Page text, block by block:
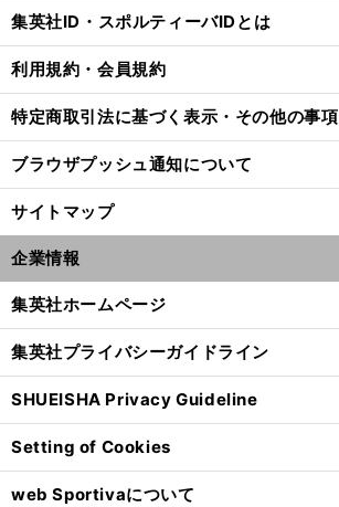
集英社ID・スポルティーバIDとは
利用規約・会員規約
特定商取引法に基づく表示・その他の事項
ブラウザプッシュ通知について
サイトマップ
企業情報
集英社ホームページ
集英社プライバシーガイドライン
SHUEISHA Privacy Guideline
Setting of Cookies
web Sportivaについて